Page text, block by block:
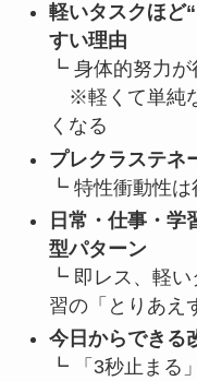
軽いタスクほど
すい理由
┗ 身体的努力
※軽くて単純
くなる
プレクラステネ
┗ 特性衝動性
日常・仕事・学
型パターン
┗ 即レス、軽
習の「とりあえ
今日からできる
┗ 「3秒止まる